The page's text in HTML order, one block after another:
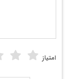
امتیاز